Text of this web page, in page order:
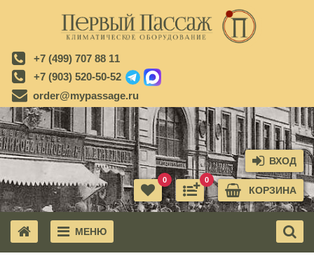
+7 (499) 707 88 11
+7 (903) 520-50-52
order@mypassage.ru
ВХОД
КОРЗИНА
0
0
МЕНЮ